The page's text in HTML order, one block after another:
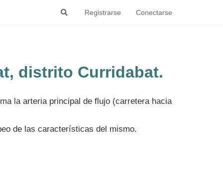
Registrarse Conectarse
distrito Curridabat.
la arteria principal de flujo (carretera hacia
de las características del mismo.